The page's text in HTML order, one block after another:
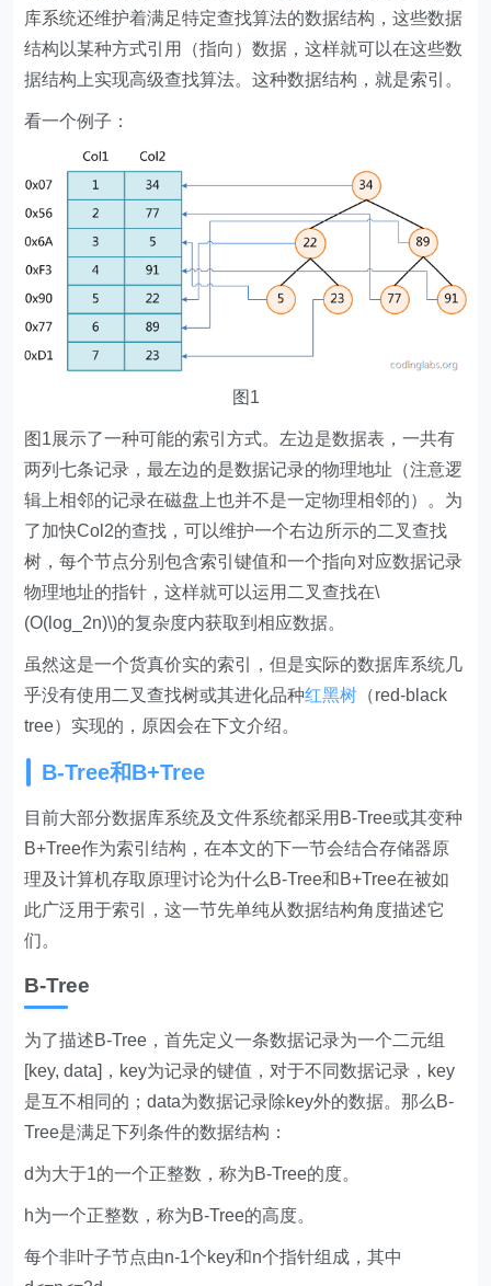
库系统还维护着满足特定查找算法的数据结构，这些数据
结构以某种方式引用（指向）数据，这样就可以在这些数
据结构上实现高级查找算法。这种数据结构，就是索引。
看一个例子：
图1
图1展示了一种可能的索引方式。左边是数据表，一共有
两列七条记录，最左边的是数据记录的物理地址（注意逻
辑上相邻的记录在磁盘上也并不是一定物理相邻的）。为
了加快Col2的查找，可以维护一个右边所示的二叉查找
树，每个节点分别包含索引键值和一个指向对应数据记录
物理地址的指针，这样就可以运用二叉查找在\
(O(log_2n)\)的复杂度内获取到相应数据。
虽然这是一个货真价实的索引，但是实际的数据库系统几
乎没有使用二叉查找树或其进化品种红黑树 （red-black
tree）实现的，原因会在下文介绍。
B-Tree和B+Tree
目前大部分数据库系统及文件系统都采用B-Tree或其变种
B+Tree作为索引结构，在本文的下一节会结合存储器原
理及计算机存取原理讨论为什么B-Tree和B+Tree在被如
此广泛用于索引，这一节先单纯从数据结构角度描述它
们。
B-Tree
为了描述B-Tree，首先定义一条数据记录为一个二元组
[key, data]，key为记录的键值，对于不同数据记录，key
是互不相同的；data为数据记录除key外的数据。那么B-
Tree是满足下列条件的数据结构：
d为大于1的一个正整数，称为B-Tree的度。
h为一个正整数，称为B-Tree的高度。
每个非叶子节点由n-1个key和n个指针组成，其中